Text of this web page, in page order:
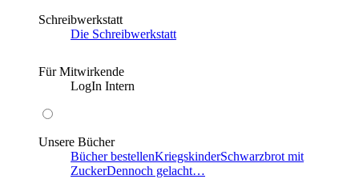
Schreibwerkstatt
Die Schreibwerkstatt
Für Mitwirkende
LogIn Intern
Unsere Bücher
Bücher bestellenKriegskinderSchwarzbrot mit
ZuckerDennoch gelacht…